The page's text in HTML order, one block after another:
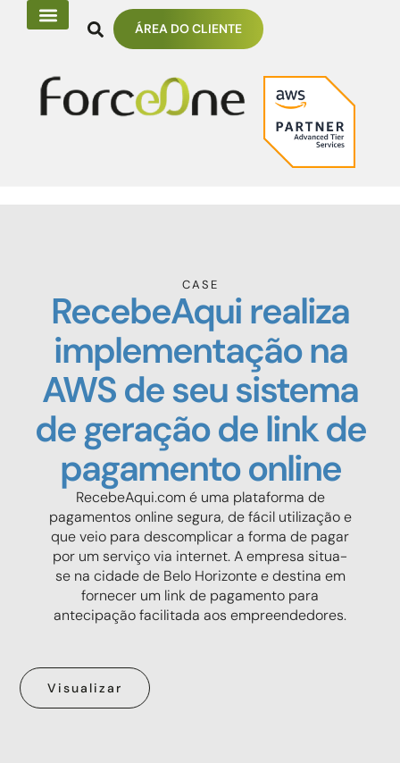
ÁREA DO CLIENTE
CASE
RecebeAqui realiza
implementação na
AWS de seu sistema
de geração de link de
pagamento online
RecebeAqui.com é uma plataforma de
pagamentos online segura, de fácil utilização e
que veio para descomplicar a forma de pagar
por um serviço via internet. A empresa situa-
se na cidade de Belo Horizonte e destina em
fornecer um link de pagamento para
antecipação facilitada aos empreendedores.
Visualizar